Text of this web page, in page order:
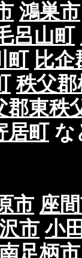
鴻巣市
呂山町
町 比
秩父
郡東秩
居町な
市 座
市 小
足柄市